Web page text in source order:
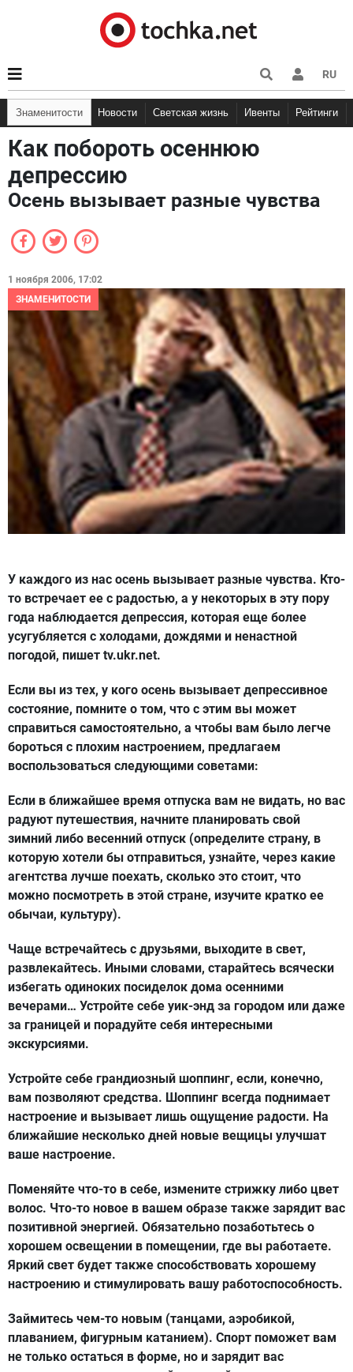
RU
Знаменитости Новости Светская жизнь Ивенты Рейтинги
Как побороть осеннюю
депрессию
Осень вызывает разные чувства
1 ноября 2006, 17:02
ЗНАМЕНИТОСТИ
У каждого из нас осень вызывает разные чувства. Кто-
то встречает ее с радостью, а у некоторых в эту пору
года наблюдается депрессия, которая еще более
усугубляется с холодами, дождями и ненастной
погодой, пишет tv.ukr.net.
Если вы из тех, у кого осень вызывает депрессивное
состояние, помните о том, что с этим вы может
справиться самостоятельно, а чтобы вам было легче
бороться с плохим настроением, предлагаем
воспользоваться следующими советами:
Если в ближайшее время отпуска вам не видать, но вас
радуют путешествия, начните планировать свой
зимний либо весенний отпуск (определите страну, в
которую хотели бы отправиться, узнайте, через какие
агентства лучше поехать, сколько это стоит, что
можно посмотреть в этой стране, изучите кратко ее
обычаи, культуру).
Чаще встречайтесь с друзьями, выходите в свет,
развлекайтесь. Иными словами, старайтесь всячески
избегать одиноких посиделок дома осенними
вечерами… Устройте себе уик-энд за городом или даже
за границей и порадуйте себя интересными
экскурсиями.
Устройте себе грандиозный шоппинг, если, конечно,
вам позволяют средства. Шоппинг всегда поднимает
настроение и вызывает лишь ощущение радости. На
ближайшие несколько дней новые вещицы улучшат
ваше настроение.
Поменяйте что-то в себе, измените стрижку либо цвет
волос. Что-то новое в вашем образе также зарядит вас
позитивной энергией. Обязательно позаботьтесь о
хорошем освещении в помещении, где вы работаете.
Яркий свет будет также способствовать хорошему
настроению и стимулировать вашу работоспособность.
Займитесь чем-то новым (танцами, аэробикой,
плаванием, фигурным катанием). Спорт поможет вам
не только остаться в форме, но и зарядит вас